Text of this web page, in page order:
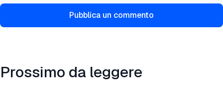
Pubblica un commento
Prossimo da leggere